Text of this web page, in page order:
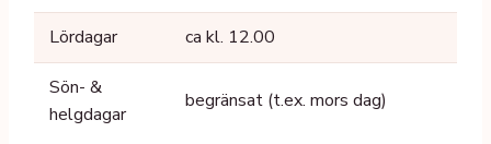
Lördagar ca kl. 12.00
Sön- &
helgdagar
begränsat (t.ex. mors dag)